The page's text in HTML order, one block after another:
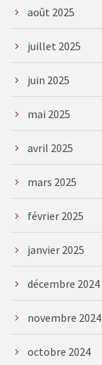
août 2025
juillet 2025
juin 2025
mai 2025
avril 2025
mars 2025
février 2025
janvier 2025
décembre 2024
novembre 2024
octobre 2024